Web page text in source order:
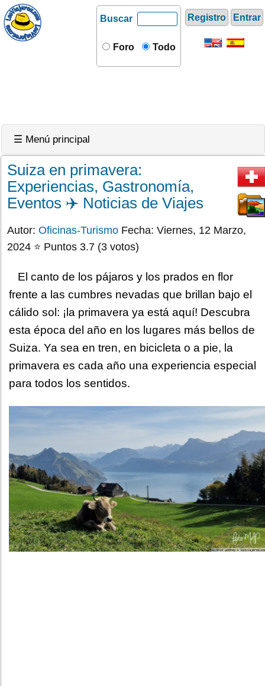
Registro Entrar
Buscar
Foro Todo
☰ Menú principal
Suiza en primavera:
Experiencias, Gastronomía,
Eventos ✈️ Noticias de Viajes
Autor: Oficinas-Turismo Fecha: Viernes, 12 Marzo,
2024 ⭐ Puntos 3.7 (3 votos)
El canto de los pájaros y los prados en flor
frente a las cumbres nevadas que brillan bajo el
cálido sol: ¡la primavera ya está aquí! Descubra
esta época del año en los lugares más bellos de
Suiza. Ya sea en tren, en bicicleta o a pie, la
primavera es cada año una experiencia especial
para todos los sentidos.